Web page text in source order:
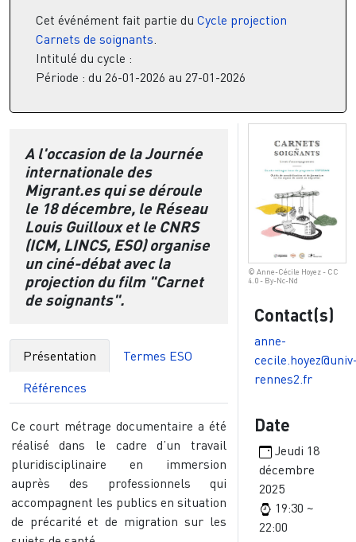
Cet événément fait partie du Cycle projection
Carnets de soignants.
Intitulé du cycle :
Période : du 26-01-2026 au 27-01-2026
A l'occasion de la Journée
internationale des
Migrant.es qui se déroule
le 18 décembre, le Réseau
Louis Guilloux et le CNRS
(ICM, LINCS, ESO) organise
un ciné-débat avec la
projection du film "Carnet
de soignants".
Présentation
Termes ESO
Références
Ce court métrage documentaire a été
réalisé dans le cadre d’un travail
pluridisciplinaire en immersion
auprès des professionnels qui
accompagnent les publics en situation
de précarité et de migration sur les
© Anne-Cécile Hoyez - CC
4.0 - By-Nc-Nd
Contact(s)
anne-
rennes2.fr
Date
Jeudi 18
décembre
2025
19:30 ~
22:00